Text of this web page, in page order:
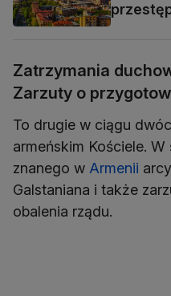
Zatrzymania
Zarzuty o
To drugie w ciągu
armeńskim Kościele.
znanego w Armenii
Galstaniana i także
obalenia rządu.